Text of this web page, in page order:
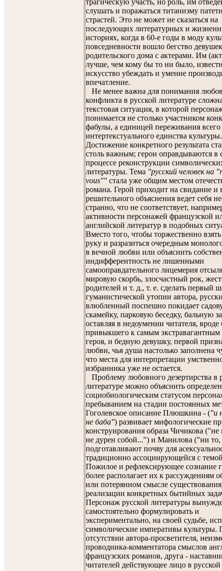
слушать и поражаться титанизму
страстей. Это не может не сказаться на
последующих литературных и
историях, когда в 60-е годы в моду
повседневности вошло бегство
родительского дома с актерами. Им
лучше, чем кому бы то ни было,
искусство убеждать и умение
впечатление.
Не менее важна для понимания
конфликта в русской литературе
текстовая ситуация, в которой
понимается не столько участником
фабулы, а единицей переживания всего
интертекстуального единства культуры.
Достижение конкретного результата
столь важным; герои оправдываются в
процессе реконструкции
литературы. Тема "русский человек на
vous"" стала уже общим местом
романа. Герой приходит на свидание и
решительного объяснения ведет себя
странно, что не соответствует,
активности персонажей французской
английской литератур в подобных
Вместо того, чтобы торжественно
руку и разразиться очередным
в вечной любви или объяснить
индифферентность не лишенными
самооправдательного лицемерия
мировую скорбь, злосчастный рок,
родителей и т. д., т. е. сделать первый
гуманистической утопии автора,
влюбленный поспешно покидает
скамейку, парковую беседку, бальную
оставляя в недоумении читателя,
привыкшего к самым экстравагантным
героя, и бедную девушку, первой
любви, чья душа настолько заполнена
что места для интерпретации
избранника уже не остается.
Проблему любовного дезертирства в
литературе можно объяснить
социобиологическим статусом
пребыванием на стадии постоянных
Гоголевское описание Плюшкина - ("и
не баба") развивает мифологические
конструирования образа Чичикова ("не
не дурен собой...") и Манилова ("ни
подготавливают почву для
традиционно ассоциирующейся с
Пожилое и рефлексирующее сознание
более располагает их к рассуждениям
или потерянном смысле
реализации конкретных бытийных
Персонаж русской литературы
самостоятельно формулировать и
экспериментально, на своей судьбе,
символические императивы культуры.
отсутствии автора-просветителя,
проводника-комментатора смыслов
французских романов, друга -
читателей действующее лицо в русской